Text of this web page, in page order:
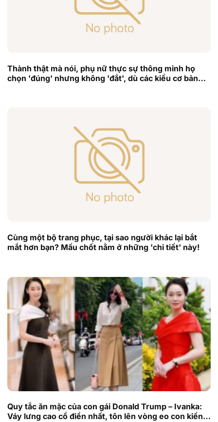
Thành thật mà nói, phụ nữ thực sự thông minh họ
chọn 'đúng' nhưng không 'đắt', dù các kiểu cơ bản
Cùng một bộ trang phục, tại sao người khác lại bắt
mắt hơn bạn? Mấu chốt nằm ở những 'chi tiết' này!
Quy tắc ăn mặc của con gái Donald Trump – Ivanka:
Váy lưng cao cổ điển nhất, tôn lên vòng eo con kiến